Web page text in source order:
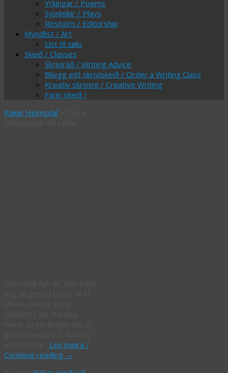
Yrkingar / Poems
Sjónleikir / Plays
Ritstjórn / Editorship
Myndlist / Art
List til sølu
Skeið / Classes
Skriviráð / Writing Advice
Bílegg eitt skriviskeið / Order a Writing Class
Kreativ skriving / Creative Writing
Farin skeið /
Rakel Helmsdal
Les meira /
Continue reading →